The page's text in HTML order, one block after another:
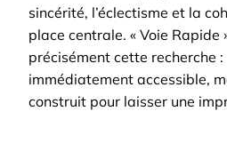
sincérité, l’éclectisme et la
place centrale. « Voie Rapide
précisément cette recherche
immédiatement accessible,
construit pour laisser une